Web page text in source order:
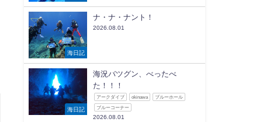
海日記
ナ・ナ・ナント！
2026.08.01
海日記
海況バツグン、べったべ
た！！！
アークダイブ okinawa ブルーホール
ブルーコーナー
2026.08.01